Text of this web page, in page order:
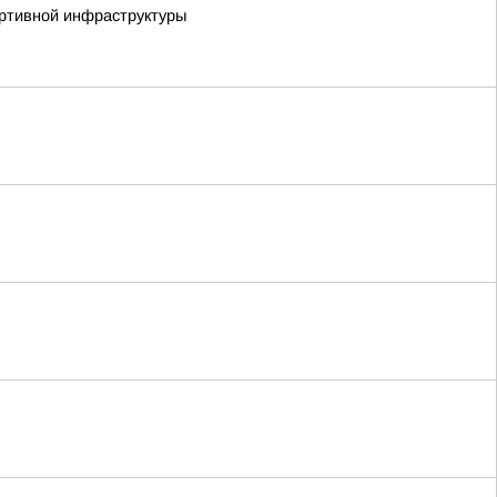
инфраструктуры